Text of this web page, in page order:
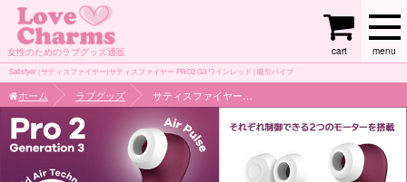
女性のためのラブグッズ通販 menu
cart
Satisfyer (サティスファイヤー)サティスファイヤー PRO2 G3 ワインレッド | 吸引バイブ
ホーム ラブグッズ